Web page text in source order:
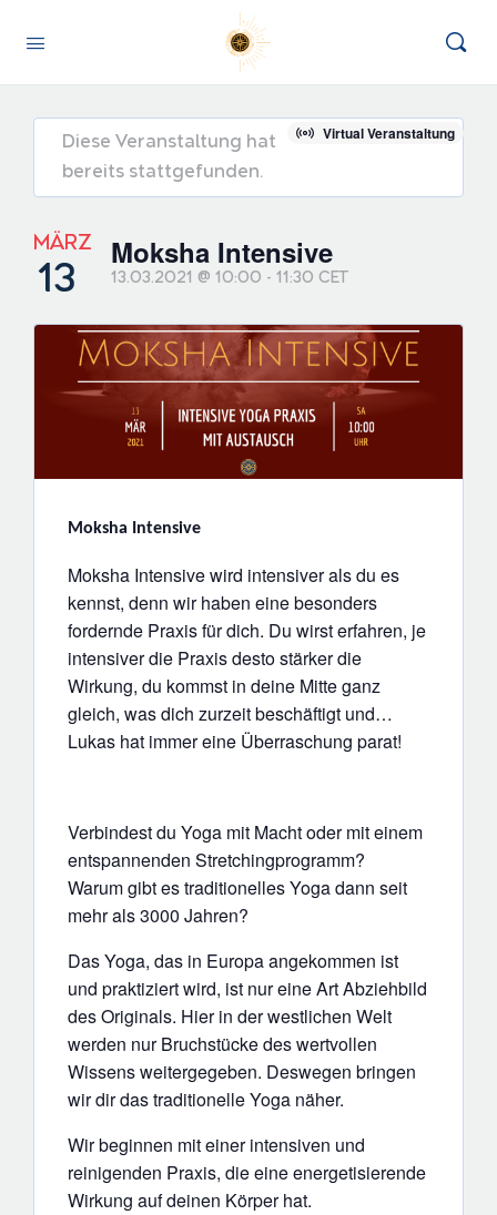
Virtual Veranstaltung
Diese Veranstaltung hat
bereits stattgefunden.
MÄRZ
13 Moksha Intensive
13.03.2021 @ 10:00 - 11:30 CET
Moksha Intensive
Moksha Intensive wird intensiver als du es
kennst, denn wir haben eine besonders
fordernde Praxis für dich. Du wirst erfahren, je
intensiver die Praxis desto stärker die
Wirkung, du kommst in deine Mitte ganz
gleich, was dich zurzeit beschäftigt und…
Lukas hat immer eine Überraschung parat!
Verbindest du Yoga mit Macht oder mit einem
entspannenden Stretchingprogramm?
Warum gibt es traditionelles Yoga dann seit
mehr als 3000 Jahren?
Das Yoga, das in Europa angekommen ist
und praktiziert wird, ist nur eine Art Abziehbild
des Originals. Hier in der westlichen Welt
werden nur Bruchstücke des wertvollen
Wissens weitergegeben. Deswegen bringen
wir dir das traditionelle Yoga näher.
Wir beginnen mit einer intensiven und
reinigenden Praxis, die eine energetisierende
Wirkung auf deinen Körper hat.